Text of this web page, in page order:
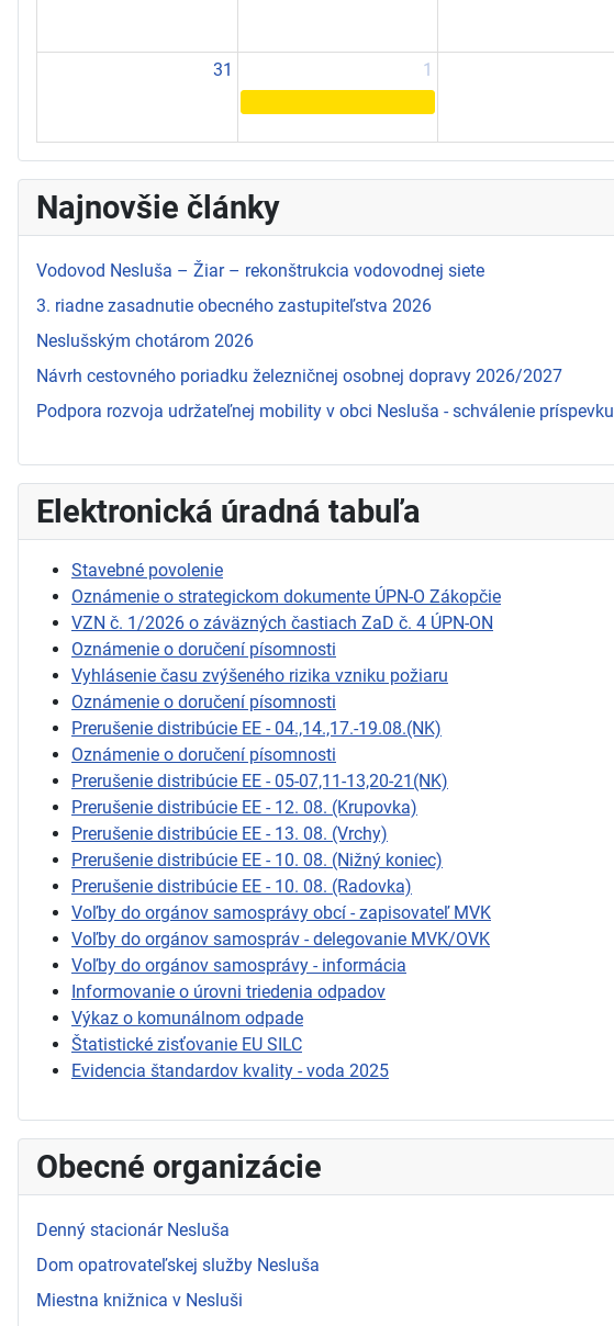
31 1
Najnovšie články
Vodovod Nesluša – Žiar – rekonštrukcia vodovodnej siete
3. riadne zasadnutie obecného zastupiteľstva 2026
Neslušským chotárom 2026
Návrh cestovného poriadku železničnej osobnej dopravy 2026/2027
Podpora rozvoja udržateľnej mobility v obci Nesluša - schválenie príspevku
Elektronická úradná tabuľa
Stavebné povolenie
Oznámenie o strategickom dokumente ÚPN-O Zákopčie
VZN č. 1/2026 o záväzných častiach ZaD č. 4 ÚPN-ON
Oznámenie o doručení písomnosti
Vyhlásenie času zvýšeného rizika vzniku požiaru
Oznámenie o doručení písomnosti
Prerušenie distribúcie EE - 04.,14.,17.-19.08.(NK)
Oznámenie o doručení písomnosti
Prerušenie distribúcie EE - 05-07,11-13,20-21(NK)
Prerušenie distribúcie EE - 12. 08. (Krupovka)
Prerušenie distribúcie EE - 13. 08. (Vrchy)
Prerušenie distribúcie EE - 10. 08. (Nižný koniec)
Prerušenie distribúcie EE - 10. 08. (Radovka)
Voľby do orgánov samosprávy obcí - zapisovateľ MVK
Voľby do orgánov samospráv - delegovanie MVK/OVK
Voľby do orgánov samosprávy - informácia
Informovanie o úrovni triedenia odpadov
Výkaz o komunálnom odpade
Štatistické zisťovanie EU SILC
Evidencia štandardov kvality - voda 2025
Obecné organizácie
Denný stacionár Nesluša
Dom opatrovateľskej služby Nesluša
Miestna knižnica v Nesluši